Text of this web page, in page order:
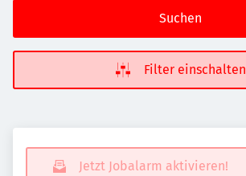
Suchen
Filter einschalten
Jetzt Jobalarm aktivieren!